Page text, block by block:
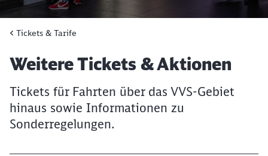
Tickets & Tarife
Artikel:
Weitere Tickets & Aktionen
Tickets für Fahrten über das VVS-Gebiet
hinaus sowie Informationen zu
Sonderregelungen.